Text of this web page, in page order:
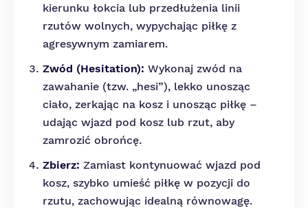
kierunku łokcia lub przedłużenia linii
rzutów wolnych, wypychając piłkę z
agresywnym zamiarem.
Zwód (Hesitation): Wykonaj zwód na
zawahanie (tzw. „hesi”), lekko unosząc
ciało, zerkając na kosz i unosząc piłkę –
udając wjazd pod kosz lub rzut, aby
zamrozić obrońcę.
Zbierz: Zamiast kontynuować wjazd pod
kosz, szybko umieść piłkę w pozycji do
rzutu, zachowując idealną równowagę.